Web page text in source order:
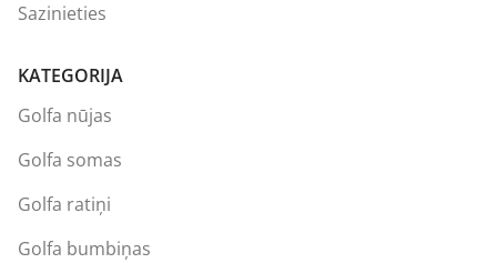
Sazinieties
KATEGORIJA
Golfa nūjas
Golfa somas
Golfa ratiņi
Golfa bumbiņas